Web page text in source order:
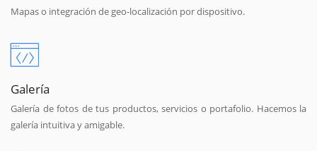
Mapas o integración de geo-localización por dispositivo.
Galería
Galería de fotos de tus productos, servicios o portafolio. Hacemos la
galería intuitiva y amigable.